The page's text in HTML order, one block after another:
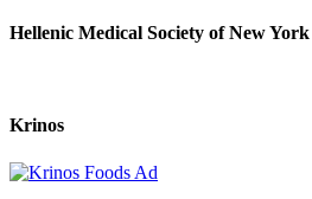
Hellenic Medical Society of New York
Krinos